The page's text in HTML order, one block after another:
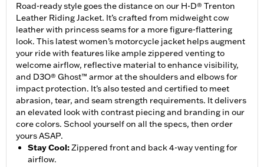
Road-ready style goes the distance on our H-D® Trenton
Leather Riding Jacket. It’s crafted from midweight cow
leather with princess seams for a more figure-flattering
look. This latest women’s motorcycle jacket helps augment
your ride with features like ample zippered venting to
welcome airflow, reflective material to enhance visibility,
and D3O® Ghost™ armor at the shoulders and elbows for
impact protection. It’s also tested and certified to meet
abrasion, tear, and seam strength requirements. It delivers
an elevated look with contrast piecing and branding in our
core colors. School yourself on all the specs, then order
yours ASAP.
Stay Cool:Zippered front and back 4-way venting for
airflow.